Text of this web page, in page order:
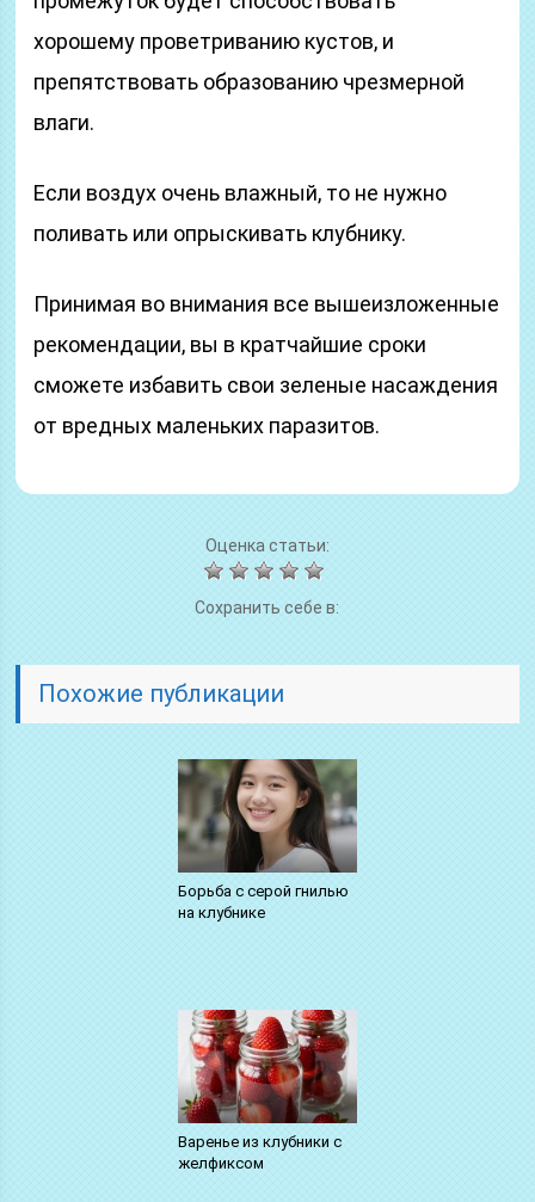
хорошему проветриванию кустов, и
препятствовать образованию чрезмерной
влаги.
Если воздух очень влажный, то не нужно
поливать или опрыскивать клубнику.
Принимая во внимания все вышеизложенные
рекомендации, вы в кратчайшие сроки
сможете избавить свои зеленые насаждения
от вредных маленьких паразитов.
Оценка статьи:
Сохранить себе в:
Похожие публикации
Борьба с серой гнилью
на клубнике
Варенье из клубники с
желфиксом